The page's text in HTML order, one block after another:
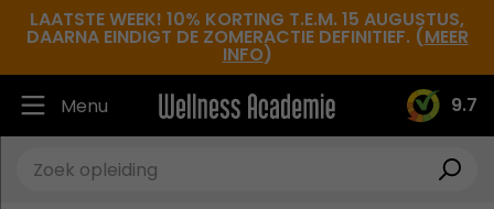
LAATSTE WEEK! 10% KORTING T.E.M. 15 AUGUSTUS,
DAARNA EINDIGT DE ZOMERACTIE DEFINITIEF. (MEER
INFO)
9.7
Menu
Ruim 30.000 tevreden studenten
Beste docenten in de branche